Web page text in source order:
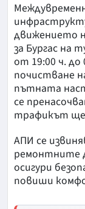
движението
за Бургас на
от 19:00 ч. до
почистване
пътната
се
трафикът ще
АПИ се
ремонтните
осигури
повиши